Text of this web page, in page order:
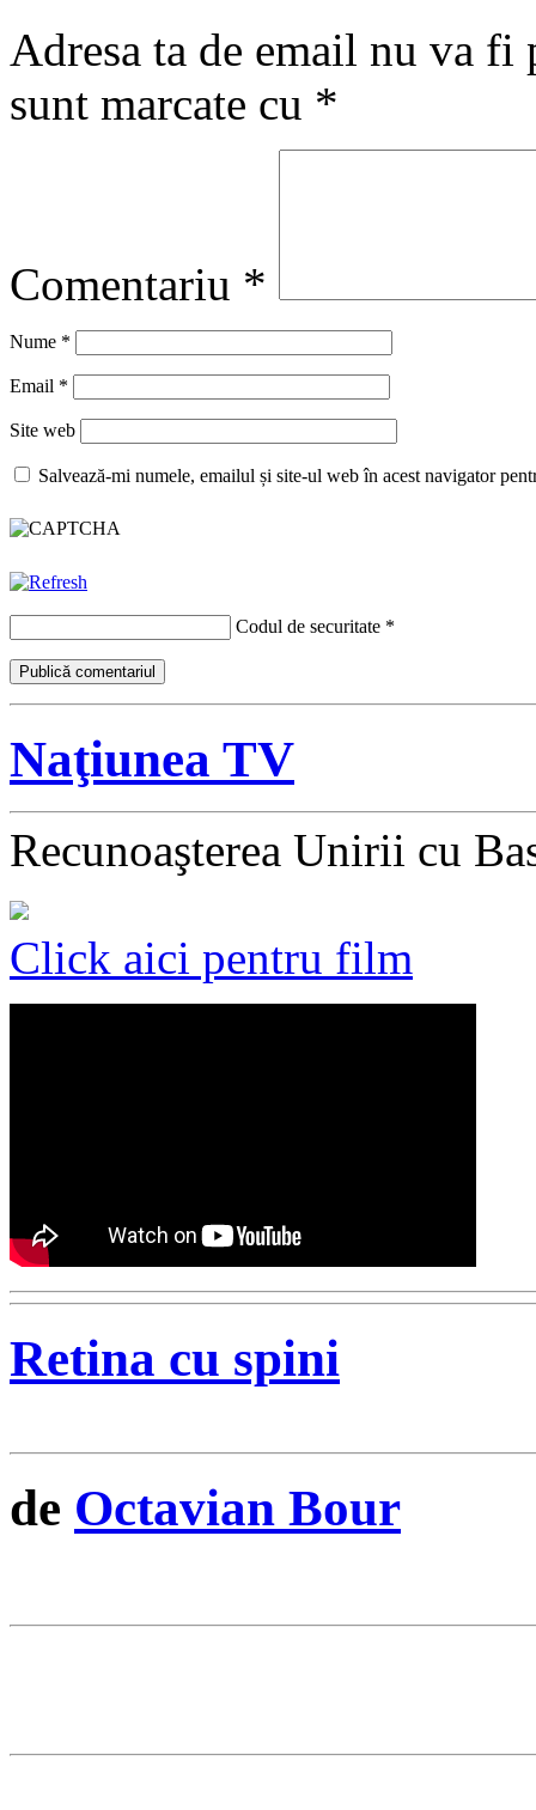
Adresa ta de email nu va fi
sunt marcate cu *
Comentariu *
Nume *
Email *
Site web
Salvează-mi numele, emailul și site-ul web în acest navigator
Codul de securitate *
Naţiunea TV
Recunoaşterea Unirii cu
Click aici pentru film
Retina cu spini
de Octavian Bour